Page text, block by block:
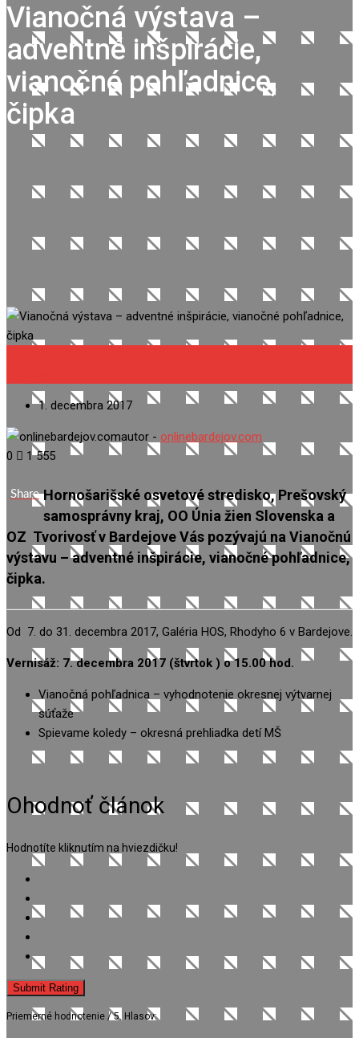
Vianočná výstava –
adventné inšpirácie,
vianočné pohľadnice,
čipka
1. decembra 2017
autor - onlinebardejov.com
0
1 555
Share Hornošarišské osvetové stredisko, Prešovský
samosprávny kraj, OO Únia žien Slovenska a
OZ Tvorivosť v Bardejove Vás pozývajú na Vianočnú
výstavu – adventné inšpirácie, vianočné pohľadnice,
čipka.
Od 7. do 31. decembra 2017, Galéria HOS, Rhodyho 6 v Bardejove.
Vernisáž: 7. decembra 2017 (štvrtok ) o 15.00 hod.
Vianočná pohľadnica – vyhodnotenie okresnej výtvarnej
súťaže
Spievame koledy – okresná prehliadka detí MŠ
Ohodnoť článok
Hodnotíte kliknutím na hviezdičku!
Submit Rating
Priemerné hodnotenie / 5. Hlasov: